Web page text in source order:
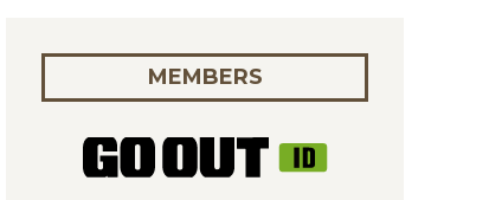
MEMBERS